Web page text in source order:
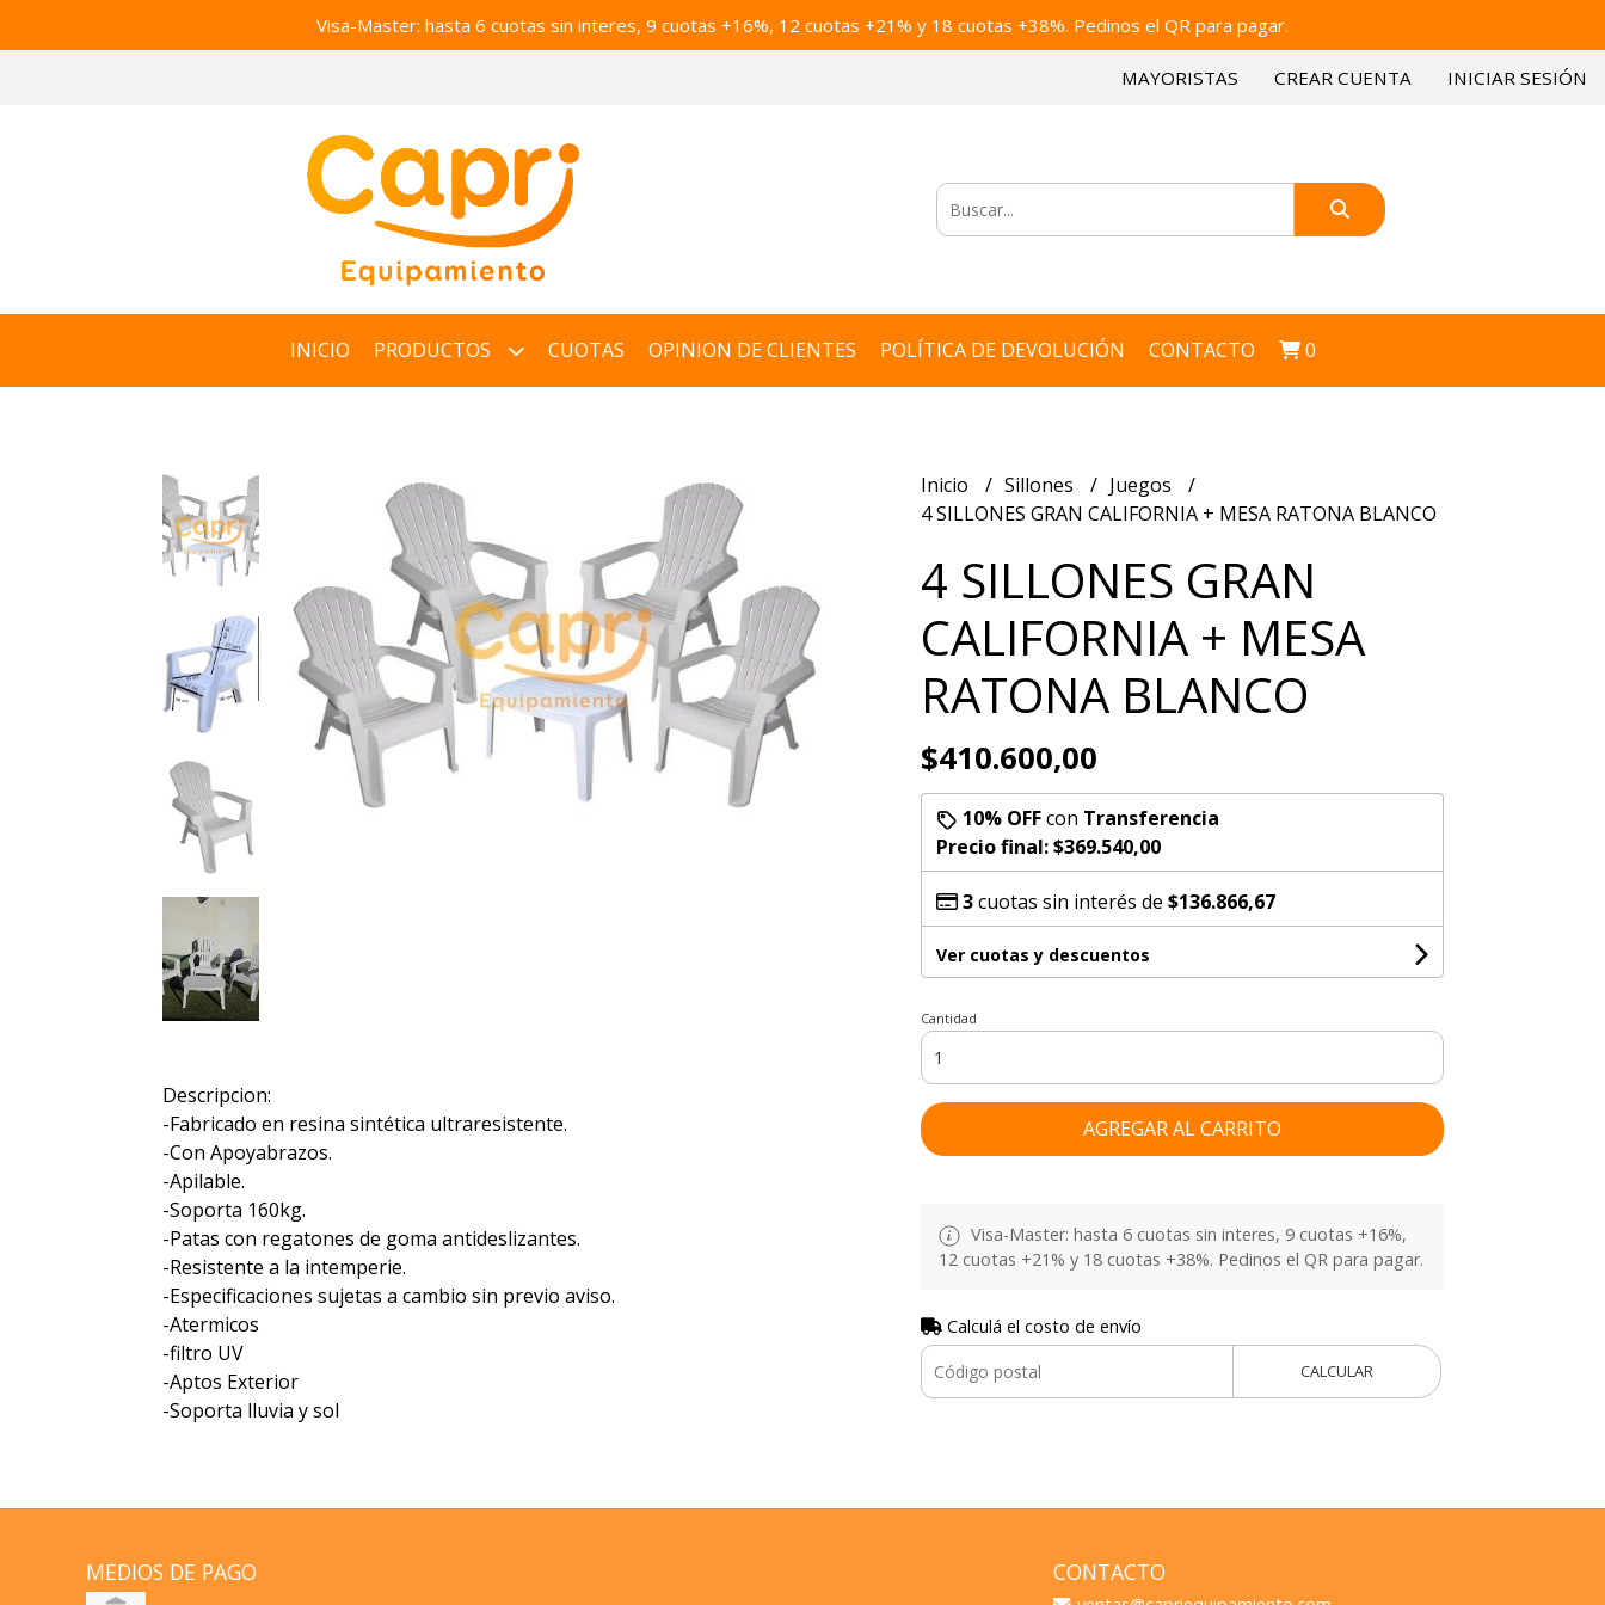
Visa-Master: hasta 6 cuotas sin interes, 9 cuotas +16%, 12 cuotas +21% y 18 cuotas +38%. Pedinos el QR para pagar.
MAYORISTAS CREAR CUENTA INICIAR SESIÓN
INICIO PRODUCTOS CUOTAS OPINION DE CLIENTES POLÍTICA DE DEVOLUCIÓN CONTACTO 0
Descripcion:
-Fabricado en resina sintética ultraresistente.
-Con Apoyabrazos.
-Apilable.
-Soporta 160kg.
-Patas con regatones de goma antideslizantes.
-Resistente a la intemperie.
-Especificaciones sujetas a cambio sin previo aviso.
-Atermicos
-filtro UV
-Aptos Exterior
-Soporta lluvia y sol
Inicio Sillones
Juegos
4 SILLONES GRAN CALIFORNIA + MESA RATONA BLANCO
4 SILLONES GRAN
CALIFORNIA + MESA
RATONA BLANCO
$410.600,00
10% OFFcon Transferencia
Precio final:$369.540,00
3cuotas sin interés de $136.866,67
Ver cuotas y descuentos
Cantidad
AGREGAR AL CARRITO
Visa-Master: hasta 6 cuotas sin interes, 9 cuotas +16%,
12 cuotas +21% y 18 cuotas +38%. Pedinos el QR para pagar.
Calculá el costo de envío
CALCULAR
MEDIOS DE PAGO CONTACTO